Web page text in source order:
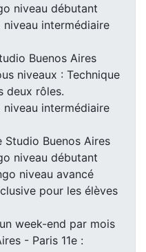
niveau débutant
intermédiaire
Buenos Aires
niveaux : Technique
deux rôles.
intermédiaire
Studio Buenos Aires
niveau débutant
niveau avancé
pour les élèves
week-end par mois
- Paris 11e :